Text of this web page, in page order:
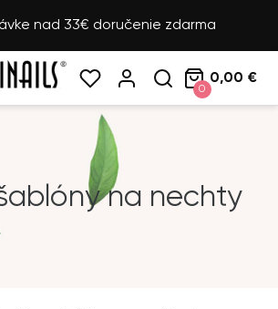
nad 33€ doručenie zdarma
0
0,00 €
na nechty